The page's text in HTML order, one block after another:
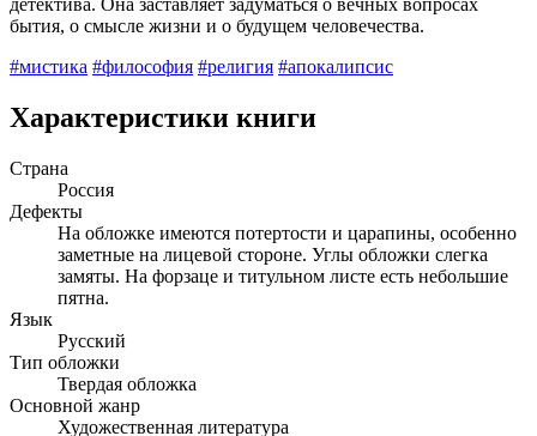
бытия, о смысле жизни и о будущем человечества.
#мистика #философия #религия #апокалипсис
Характеристики книги
Страна
Россия
Дефекты
На обложке имеются потертости и царапины, особенно
заметные на лицевой стороне. Углы обложки слегка
замяты. На форзаце и титульном листе есть небольшие
пятна.
Язык
Русский
Тип обложки
Твердая обложка
Основной жанр
Художественная литература